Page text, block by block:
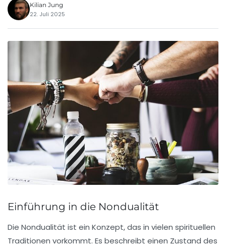
Kilian Jung
22. Juli 2025
Einführung in die Nondualität
Die Nondualität ist ein Konzept, das in vielen spirituellen
Traditionen vorkommt. Es beschreibt einen Zustand des